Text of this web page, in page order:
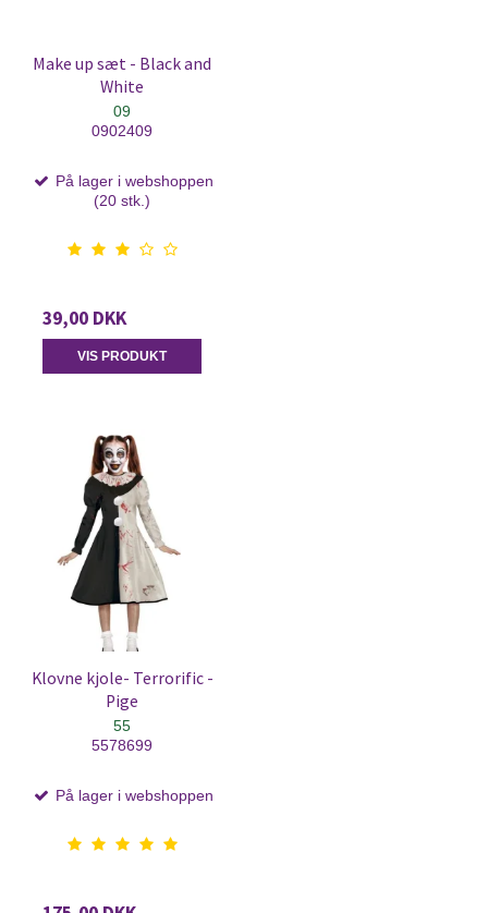
Make up sæt - Black and
White
09
0902409
På lager i webshoppen
(20 stk.)
39,00 DKK
VIS PRODUKT
Klovne kjole- Terrorific -
Pige
55
5578699
På lager i webshoppen